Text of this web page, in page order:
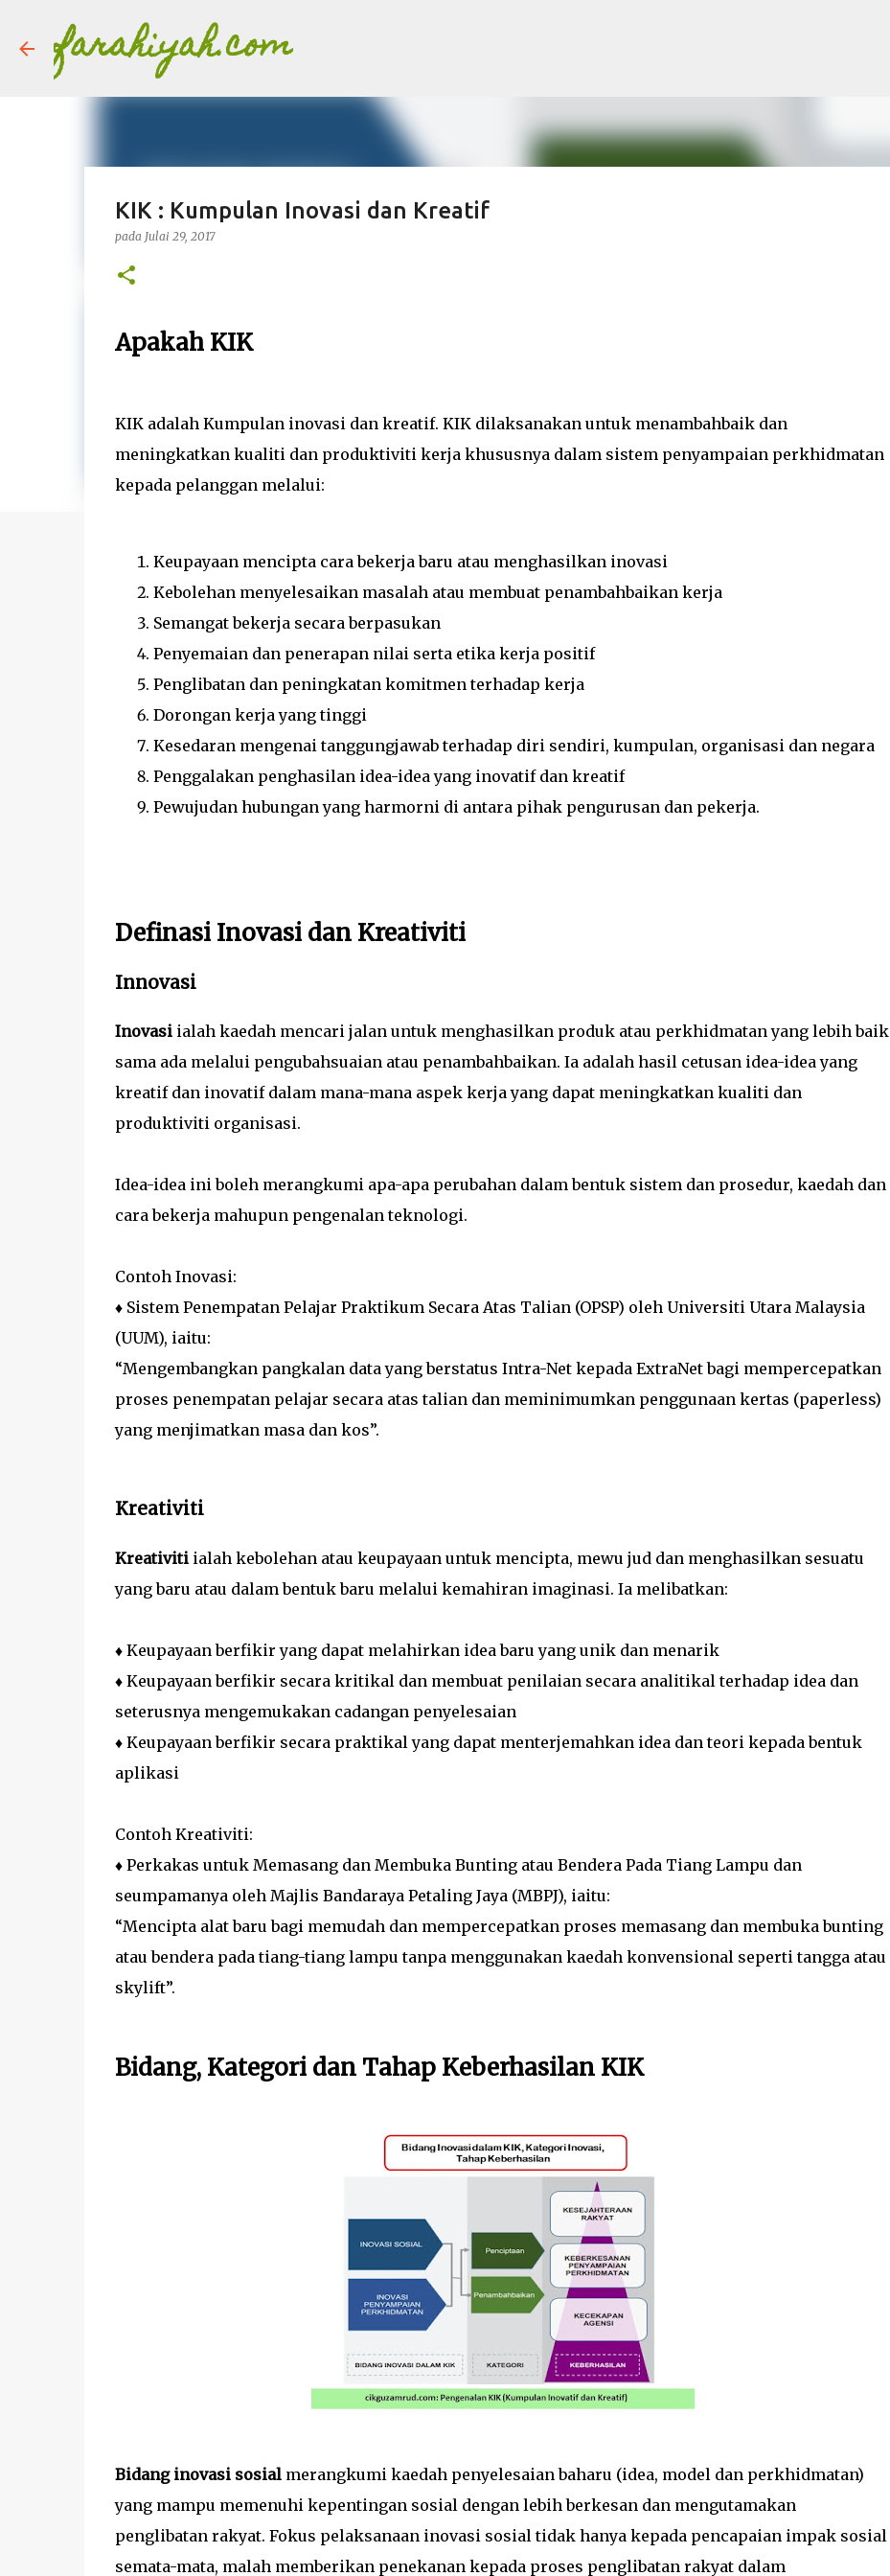
farahiyah.com
KIK : Kumpulan Inovasi dan Kreatif
pada Julai 29, 2017
Apakah KIK
KIK adalah Kumpulan inovasi dan kreatif. KIK dilaksanakan untuk menambahbaik dan
meningkatkan kualiti dan produktiviti kerja khususnya dalam sistem penyampaian perkhidmatan
kepada pelanggan melalui:
Keupayaan mencipta cara bekerja baru atau menghasilkan inovasi
Kebolehan menyelesaikan masalah atau membuat penambahbaikan kerja
Semangat bekerja secara berpasukan
Penyemaian dan penerapan nilai serta etika kerja positif
Penglibatan dan peningkatan komitmen terhadap kerja
Dorongan kerja yang tinggi
Kesedaran mengenai tanggungjawab terhadap diri sendiri, kumpulan, organisasi dan negara
Penggalakan penghasilan idea-idea yang inovatif dan kreatif
Pewujudan hubungan yang harmorni di antara pihak pengurusan dan pekerja.
Definasi Inovasi dan Kreativiti
Innovasi
Inovasiialah kaedah mencari jalan untuk menghasilkan produk atau perkhidmatan yang lebih baik
sama ada melalui pengubahsuaian atau penambahbaikan. Ia adalah hasil cetusan idea-idea yang
kreatif dan inovatif dalam mana-mana aspek kerja yang dapat meningkatkan kualiti dan
produktiviti organisasi.
Idea-idea ini boleh merangkumi apa-apa perubahan dalam bentuk sistem dan prosedur, kaedah dan
cara bekerja mahupun pengenalan teknologi.
Contoh Inovasi:
♦ Sistem Penempatan Pelajar Praktikum Secara Atas Talian (OPSP) oleh Universiti Utara Malaysia
(UUM), iaitu:
“Mengembangkan pangkalan data yang berstatus Intra-Net kepada ExtraNet bagi mempercepatkan
proses penempatan pelajar secara atas talian dan meminimumkan penggunaan kertas (paperless)
yang menjimatkan masa dan kos”.
Kreativiti
Kreativitiialah kebolehan atau keupayaan untuk mencipta, mewu jud dan menghasilkan sesuatu
yang baru atau dalam bentuk baru melalui kemahiran imaginasi. Ia melibatkan:
♦ Keupayaan berfikir yang dapat melahirkan idea baru yang unik dan menarik
♦ Keupayaan berfikir secara kritikal dan membuat penilaian secara analitikal terhadap idea dan
seterusnya mengemukakan cadangan penyelesaian
♦ Keupayaan berfikir secara praktikal yang dapat menterjemahkan idea dan teori kepada bentuk
aplikasi
Contoh Kreativiti:
♦ Perkakas untuk Memasang dan Membuka Bunting atau Bendera Pada Tiang Lampu dan
seumpamanya oleh Majlis Bandaraya Petaling Jaya (MBPJ), iaitu:
“Mencipta alat baru bagi memudah dan mempercepatkan proses memasang dan membuka bunting
atau bendera pada tiang-tiang lampu tanpa menggunakan kaedah konvensional seperti tangga atau
skylift”.
Bidang, Kategori dan Tahap Keberhasilan KIK
Bidang inovasi sosialmerangkumi kaedah penyelesaian baharu (idea, model dan perkhidmatan)
yang mampu memenuhi kepentingan sosial dengan lebih berkesan dan mengutamakan
penglibatan rakyat. Fokus pelaksanaan inovasi sosial tidak hanya kepada pencapaian impak sosial
semata-mata, malah memberikan penekanan kepada proses penglibatan rakyat dalam